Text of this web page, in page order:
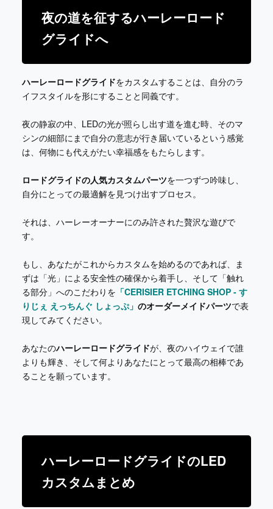
夜の道を征するハーレーロード
グライドへ
ハーレーロードグライドをカスタムすることは、自分のラ
イフスタイルを形にすることと同義です。
夜の静寂の中、LEDの光が照らし出す道を進む時、そのマ
シンの細部にまで自分の意志が行き届いているという感覚
は、何物にも代えがたい幸福感をもたらします。
ロードグライドの人気カスタムパーツを一つずつ吟味し、
自分にとっての最適解を見つけ出すプロセス。
それは、ハーレーオーナーにのみ許された贅沢な遊びで
す。
もし、あなたがこれからカスタムを始めるのであれば、ま
ずは「光」による安全性の確保から着手し、そして「触れ
る部分」へのこだわりを 「CERISIER ETCHING SHOP - す
りじぇ えっちんぐ しょっぷ」 のオーダーメイドパーツで表
現してみてください。
あなたのハーレーロードグライドが、夜のハイウェイで誰
よりも輝き、そして何よりあなたにとって最高の相棒であ
ることを願っています。
ハーレーロードグライドのLED
カスタムまとめ